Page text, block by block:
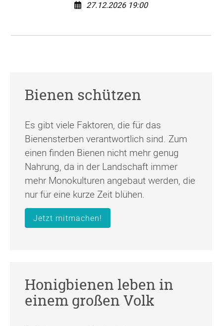
27.12.2026 19:00
Bienen schützen
Es gibt viele Faktoren, die für das
Bienensterben verantwortlich sind. Zum
einen finden Bienen nicht mehr genug
Nahrung, da in der Landschaft immer
mehr Monokulturen angebaut werden, die
nur für eine kurze Zeit blühen.
Jetzt mitmachen!
Honigbienen leben in
einem großen Volk